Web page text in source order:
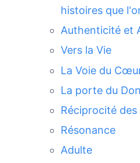
histoires que
Authenticité et
Vers la Vie
La Voie du
La porte du Don
Réciprocité
Résonance
Adulte